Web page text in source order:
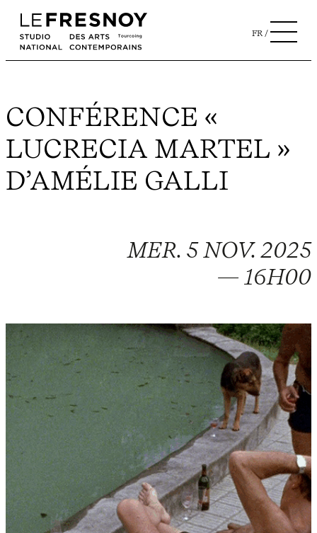
FR
CONFÉRENCE «
LUCRECIA MARTEL »
D’AMÉLIE GALLI
MER. 5 NOV. 2025
— 16H00